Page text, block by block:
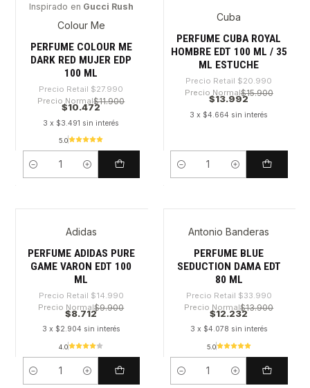
Inspirado en Gucci Rush
Colour Me
PERFUME COLOUR ME
DARK RED MUJER EDP
100 ML
Precio Retail $27.990
Precio Normal$11.900
$10.472
3 x $3.491 sin interés
5.0
Cantidad
Cuba
PERFUME CUBA ROYAL
HOMBRE EDT 100 ML / 35
ML ESTUCHE
Precio Retail $20.990
Precio Normal$15.900
$13.992
3 x $4.664 sin interés
Cantidad
Adidas
PERFUME ADIDAS PURE
GAME VARON EDT 100
ML
Precio Retail $14.990
Precio Normal$9.900
$8.712
3 x $2.904 sin interés
4.0
Cantidad
-64%
Antonio Banderas
PERFUME BLUE
SEDUCTION DAMA EDT
80 ML
Precio Retail $33.990
Precio Normal$13.900
$12.232
3 x $4.078 sin interés
5.0
Cantidad